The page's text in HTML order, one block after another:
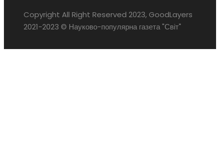
Copyright All Right Reserved 2023, GoodLayers
2021-2023 © Науково-популярна газета "Світ"